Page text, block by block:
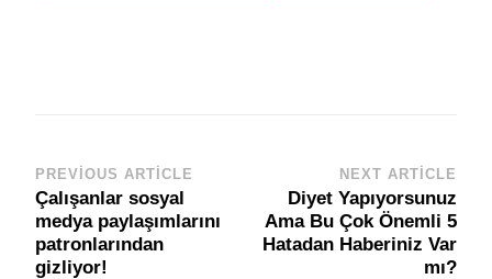
Post
Navigation
PREVIOUS ARTICLE
Çalışanlar sosyal
medya paylaşımlarını
patronlarından
gizliyor!
NEXT ARTICLE
Diyet Yapıyorsunuz
Ama Bu Çok Önemli 5
Hatadan Haberiniz Var
mı?